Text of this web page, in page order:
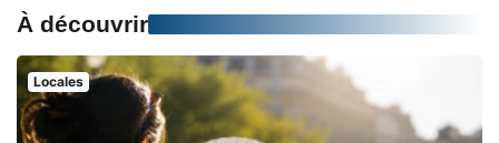
À découvrir
Locales